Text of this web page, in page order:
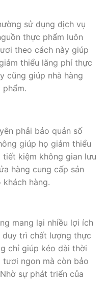
sử dụng dịch vụ
thực phẩm luôn
theo cách này giúp
thiểu lãng phí thực
cũng giúp nhà hàng
phải bảo quản số
giúp họ giảm thiểu
kiệm không gian lưu
hàng cung cấp sản
hàng.
mang lại nhiều lợi ích
trì chất lượng thực
chỉ giúp kéo dài thời
tươi ngon mà còn bảo
sự phát triển của